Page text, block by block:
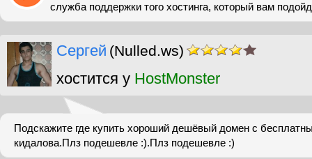
служба поддержки того хостинга, который вам
Сергей (Nulled.ws)
хостится у HostMonster
Подскажите где купить хороший дешёвый домен с
кидалова.Плз подешевле :).Плз подешевле :)